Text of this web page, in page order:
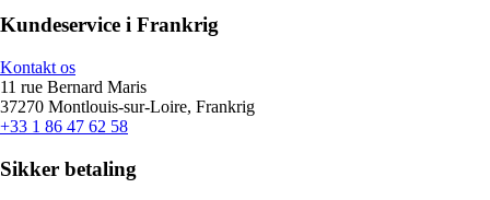
Kundeservice i Frankrig
Kontakt os
11 rue Bernard Maris
37270 Montlouis-sur-Loire, Frankrig
+33 1 86 47 62 58
Sikker betaling